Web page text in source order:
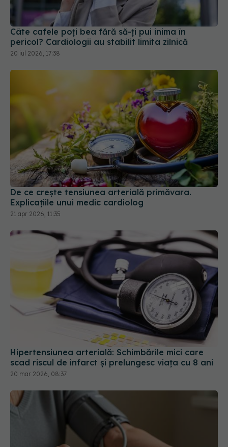
20 iul 2026, 17:38
De ce crește tensiunea arterială primăvara.
Explicațiile unui medic cardiolog
21 apr 2026, 11:35
Hipertensiunea arterială: Schimbările mici care
scad riscul de infarct și prelungesc viața cu 8 ani